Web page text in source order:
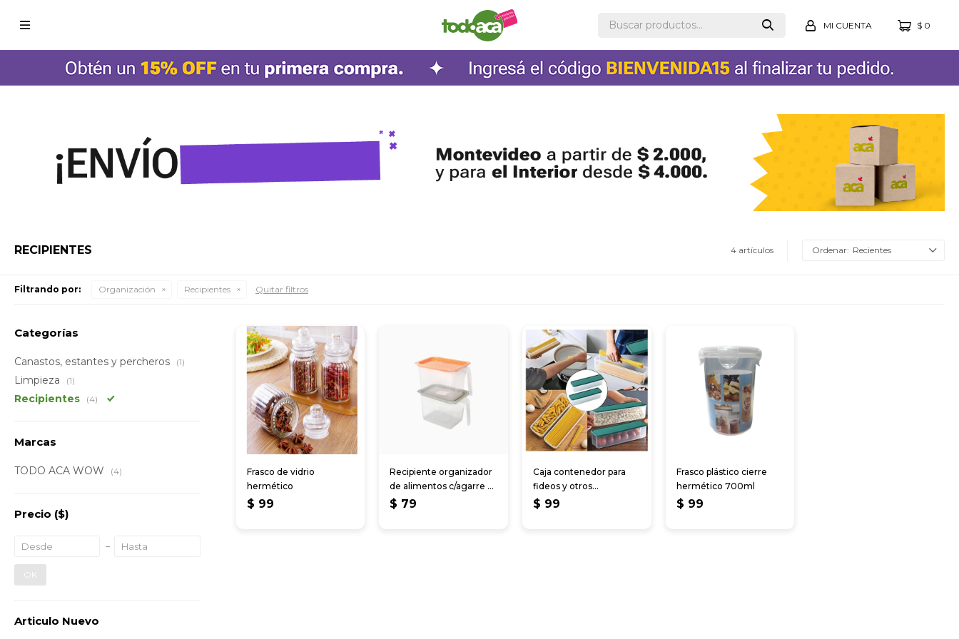
$ 0

RECIPIENTES 4 artículos Recientes
Filtrando por: Organización Recipientes Quitar filtros
Frasco de vidrio
hermético
$ 99
Recipiente organizador
de alimentos c/agarre y
tapa
$ 79
Caja contenedor para
fideos y otros
28.5x8.5x6cm
$ 99
Frasco plástico cierre
hermético 700ml
$ 99
Categorías
Canastos, estantes y percheros (1)
Limpieza (1)
Recipientes (4)
Marcas
TODO ACA WOW (4)
Precio ($)
OK
Articulo Nuevo